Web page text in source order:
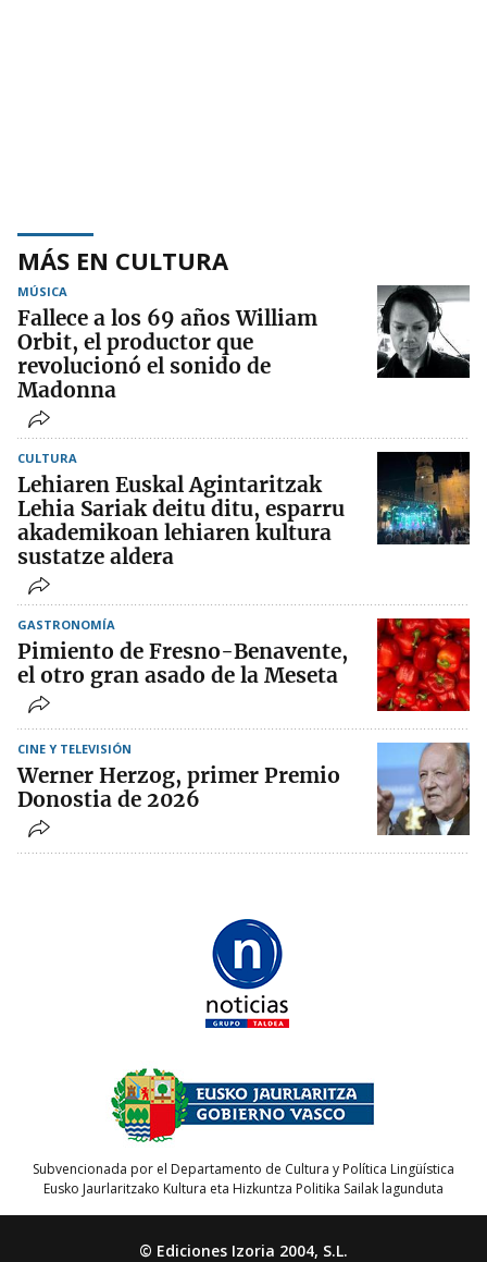
MÁS EN CULTURA
MÚSICA
Fallece a los 69 años William
Orbit, el productor que
revolucionó el sonido de
Madonna
CULTURA
Lehiaren Euskal Agintaritzak
Lehia Sariak deitu ditu, esparru
akademikoan lehiaren kultura
sustatze aldera
GASTRONOMÍA
Pimiento de Fresno-Benavente,
el otro gran asado de la Meseta
CINE Y TELEVISIÓN
Werner Herzog, primer Premio
Donostia de 2026
Subvencionada por el Departamento de Cultura y Política Lingüística
Eusko Jaurlaritzako Kultura eta Hizkuntza Politika Sailak lagunduta
© Ediciones Izoria 2004, S.L.